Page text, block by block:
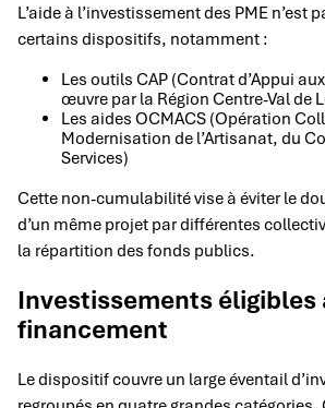
L’aide à l’investissement des PME n’est
certains dispositifs, notamment :
Les outils CAP (Contrat d’Appui
œuvre par la Région Centre-Val de
Les aides OCMACS (Opération
Modernisation de l’Artisanat, du
Services)
Cette non-cumulabilité vise à éviter le
d’un même projet par différentes
la répartition des fonds publics.
Investissements éligibles
financement
Le dispositif couvre un large éventail